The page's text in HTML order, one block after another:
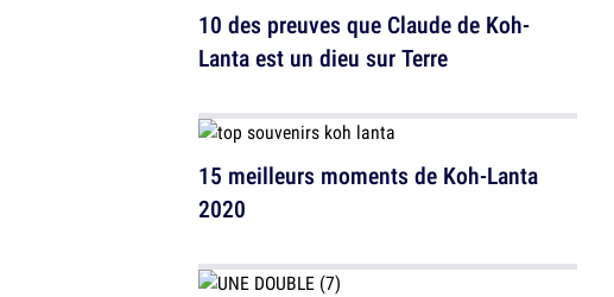
10 des preuves que Claude de Koh-
Lanta est un dieu sur Terre
15 meilleurs moments de Koh-Lanta
2020